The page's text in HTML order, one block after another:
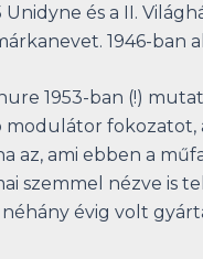
és a II.
1946-
1953-ban (!)
ami ebben a
szemmel nézve
évig volt